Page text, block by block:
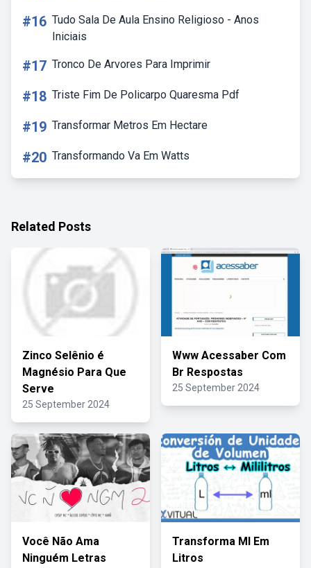
#16 Tudo Sala De Aula Ensino Religioso - Anos
Iniciais
#17 Tronco De Arvores Para Imprimir
#18 Triste Fim De Policarpo Quaresma Pdf
#19 Transformar Metros Em Hectare
#20 Transformando Va Em Watts
Related Posts
Zinco Selênio é
Magnésio Para Que
Serve
25 September 2024
Www Acessaber Com
Br Respostas
25 September 2024
Você Não Ama
Ninguém Letras
Transforma Ml Em
Litros